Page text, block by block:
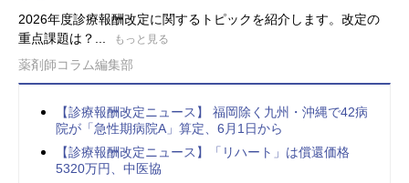
2026年度診療報酬改定に関するトピックを紹介します。改定の
重点課題は？...
もっと見る
薬剤師コラム編集部
【診療報酬改定ニュース】 福岡除く九州・沖縄で42病
院が「急性期病院A」算定、6月1日から
【診療報酬改定ニュース】「リハート」は償還価格
5320万円、中医協